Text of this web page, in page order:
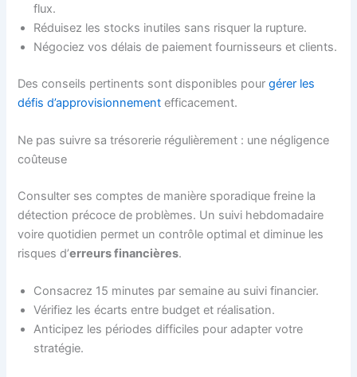
flux.
Réduisez les stocks inutiles sans risquer la rupture.
Négociez vos délais de paiement fournisseurs et clients.
Des conseils pertinents sont disponibles pourgérer les
défis d’approvisionnement efficacement.
Ne pas suivre sa trésorerie régulièrement : une négligence
coûteuse
Consulter ses comptes de manière sporadique freine la
détection précoce de problèmes. Un suivi hebdomadaire
voire quotidien permet un contrôle optimal et diminue les
risques d’erreurs financières.
Consacrez 15 minutes par semaine au suivi financier.
Vérifiez les écarts entre budget et réalisation.
Anticipez les périodes difficiles pour adapter votre
stratégie.